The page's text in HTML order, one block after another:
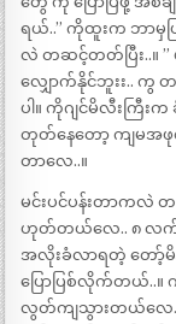
ရယ်..” ကိုထူးက ဘာမှပ
လဲ တဆင့်တတ်ပြီး..။ ”
လျှောက်နိုင်ဘူးး..
ပါ။ ကိုဂျင်မိလီးကြီ
တုတ်နေတော့ ကျမအဖုတ်
တာလေ..။
မင်းပင်ပန်းတာကလဲ တ
ဟုတ်တယ်လေ.. ၈ လက်
အလိုးခံလာရတဲ့ တော့်မိန်
ပြောပြစ်လိုက်တယ်..
လွတ်ကျသွားတယ်လေ..